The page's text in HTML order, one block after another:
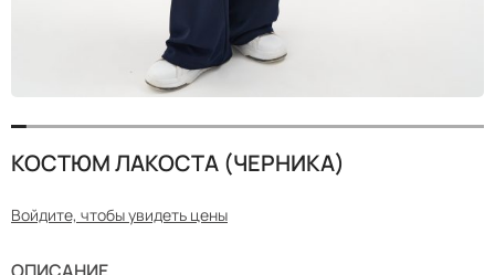
КОСТЮМ ЛАКОСТА (ЧЕРНИКА)
Войдите, чтобы увидеть цены